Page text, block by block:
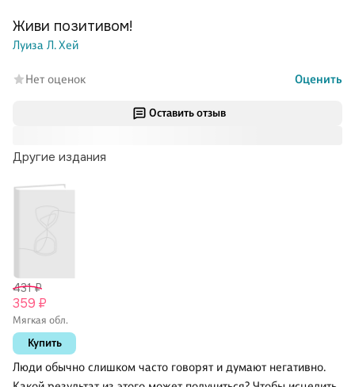
Оставить отзыв
Люди обычно слишком часто говорят и думают негативно.
Другие издания
431 ₽
359 ₽
Мягкая обл.
Купить
Живи позитивом!
Луиза Л. Хей
Нет оценок Оценить